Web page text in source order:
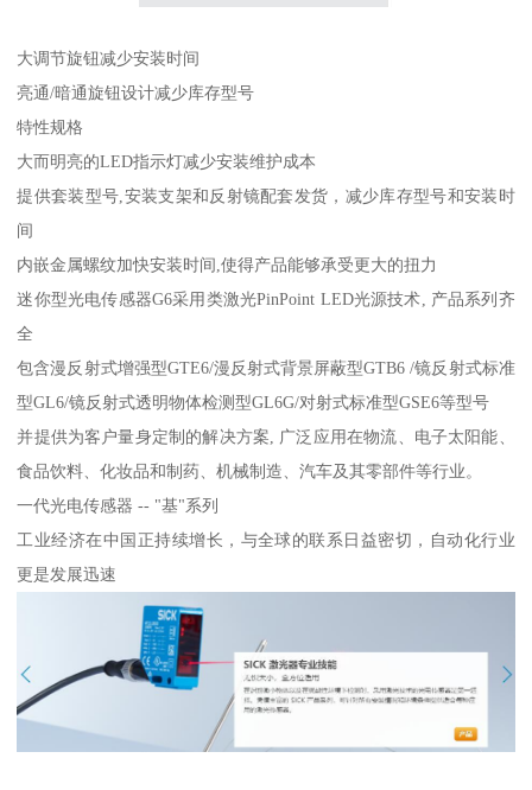
大调节旋钮减少安装时间
亮通/暗通旋钮设计减少库存型号
特性规格
大而明亮的LED指示灯减少安装维护成本
提供套装型号,安装支架和反射镜配套发货，减少库存型号和安装时
间
内嵌金属螺纹加快安装时间,使得产品能够承受更大的扭力
迷你型光电传感器G6采用类激光PinPoint LED光源技术, 产品系列齐
全
包含漫反射式增强型GTE6/漫反射式背景屏蔽型GTB6 /镜反射式标准
型GL6/镜反射式透明物体检测型GL6G/对射式标准型GSE6等型号
并提供为客户量身定制的解决方案, 广泛应用在物流、电子太阳能、
食品饮料、化妆品和制药、机械制造、汽车及其零部件等行业。
一代光电传感器 -- "基"系列
工业经济在中国正持续增长，与全球的联系日益密切，自动化行业
更是发展迅速